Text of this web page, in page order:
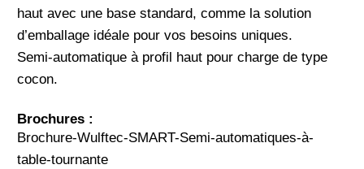
haut avec une base standard, comme la solution
d’emballage idéale pour vos besoins uniques.
Semi-automatique à profil haut pour charge de type
cocon.
Brochures :
Brochure-Wulftec-SMART-Semi-automatiques-à-
table-tournante